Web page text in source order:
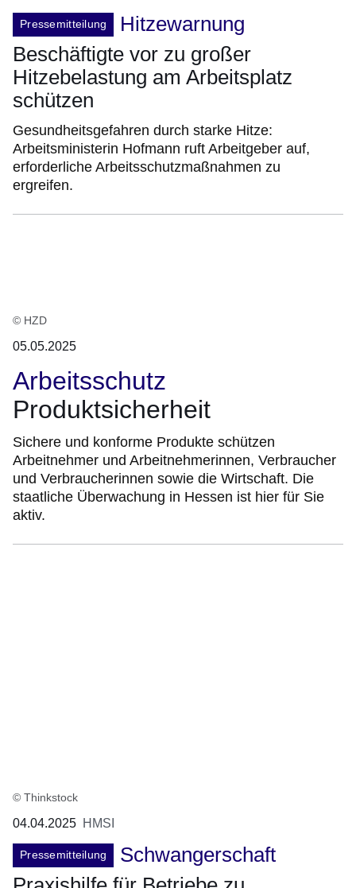
Pressemitteilung
Hitzewarnung
Beschäftigte vor zu großer
Hitzebelastung am Arbeitsplatz
schützen
Gesundheitsgefahren durch starke Hitze:
Arbeitsministerin Hofmann ruft Arbeitgeber auf,
erforderliche Arbeitsschutzmaßnahmen zu
ergreifen.
© HZD
05.05.2025
Arbeitsschutz
Produktsicherheit
Sichere und konforme Produkte schützen
Arbeitnehmer und Arbeitnehmerinnen, Verbraucher
und Verbraucherinnen sowie die Wirtschaft. Die
staatliche Überwachung in Hessen ist hier für Sie
aktiv.
© Thinkstock
04.04.2025 HMSI
Pressemitteilung
Schwangerschaft